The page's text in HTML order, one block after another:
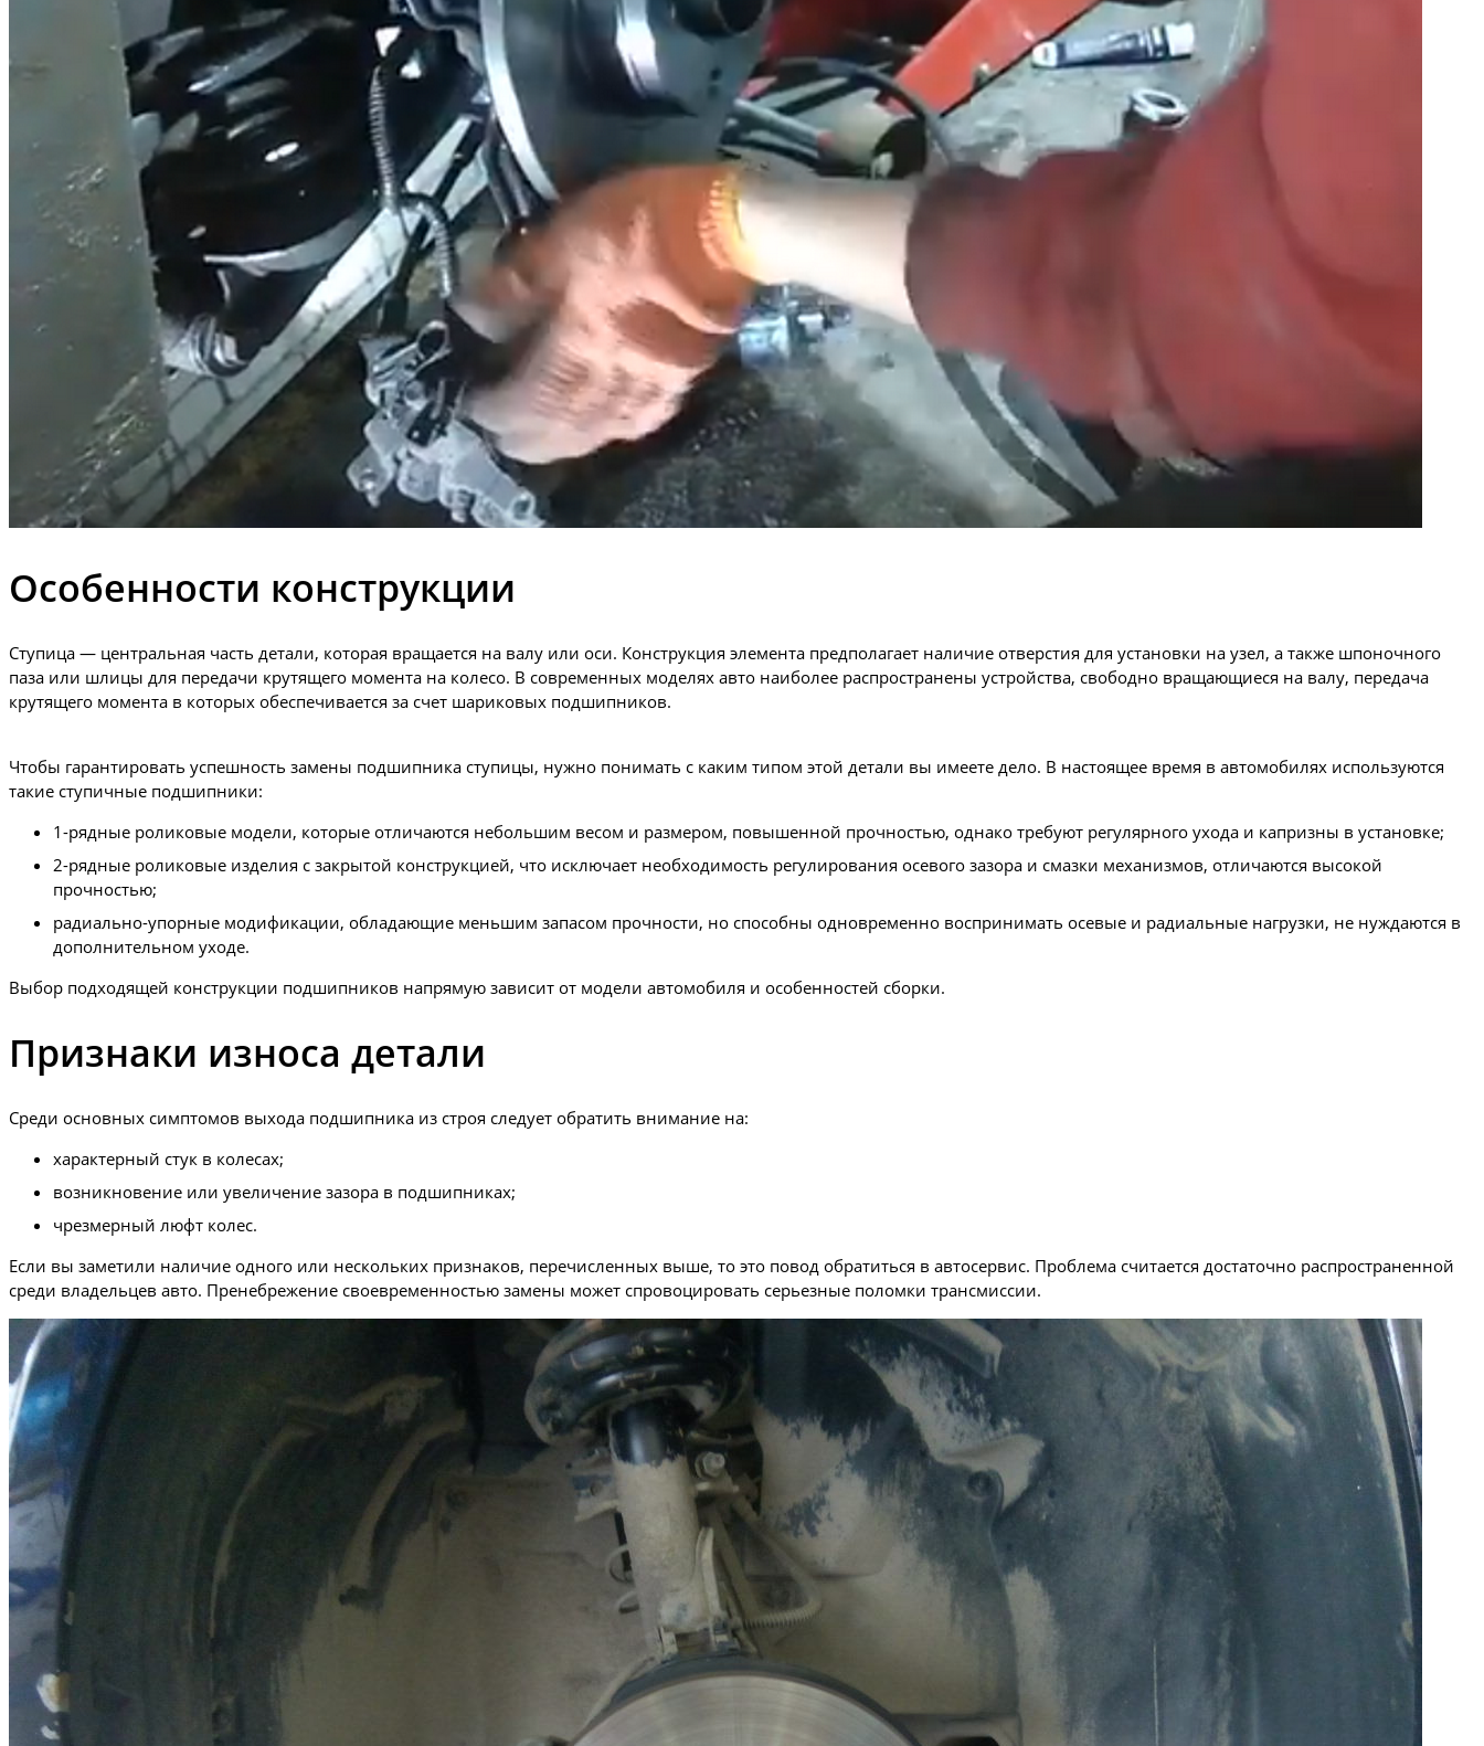
Особенности конструкции
Ступица — центральная часть детали, которая вращается на валу или оси. Конструкция элемента предполагает наличие отверстия для установки на узел, а также шпоночного
паза или шлицы для передачи крутящего момента на колесо. В современных моделях авто наиболее распространены устройства, свободно вращающиеся на валу, передача
крутящего момента в которых обеспечивается за счет шариковых подшипников.
Чтобы гарантировать успешность замены подшипника ступицы, нужно понимать с каким типом этой детали вы имеете дело. В настоящее время в автомобилях используются
такие ступичные подшипники:
1-рядные роликовые модели, которые отличаются небольшим весом и размером, повышенной прочностью, однако требуют регулярного ухода и капризны в установке;
2-рядные роликовые изделия с закрытой конструкцией, что исключает необходимость регулирования осевого зазора и смазки механизмов, отличаются высокой
прочностью;
радиально-упорные модификации, обладающие меньшим запасом прочности, но способны одновременно воспринимать осевые и радиальные нагрузки, не нуждаются в
дополнительном уходе.
Выбор подходящей конструкции подшипников напрямую зависит от модели автомобиля и особенностей сборки.
Признаки износа детали
Среди основных симптомов выхода подшипника из строя следует обратить внимание на:
характерный стук в колесах;
возникновение или увеличение зазора в подшипниках;
чрезмерный люфт колес.
Если вы заметили наличие одного или нескольких признаков, перечисленных выше, то это повод обратиться в автосервис. Проблема считается достаточно распространенной
среди владельцев авто. Пренебрежение своевременностью замены может спровоцировать серьезные поломки трансмиссии.